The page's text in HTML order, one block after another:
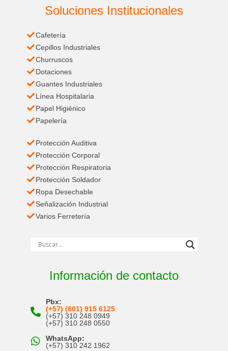
Soluciones Institucionales
Cafetería
Cepillos Industriales
Churruscos
Dotaciones
Guantes Industriales
Línea Hospitalaria
Papel Higiénico
Papelería
Protección Auditiva
Protección Corporal
Protección Respiratoria
Protección Soldador
Ropa Desechable
Señalización Industrial
Varios Ferretería
Información de contacto
Pbx:
(+57) (601) 915 6125
(+57) 310 248 0949
(+57) 310 248 0550
WhatsApp:
(+57) 310 242 1962